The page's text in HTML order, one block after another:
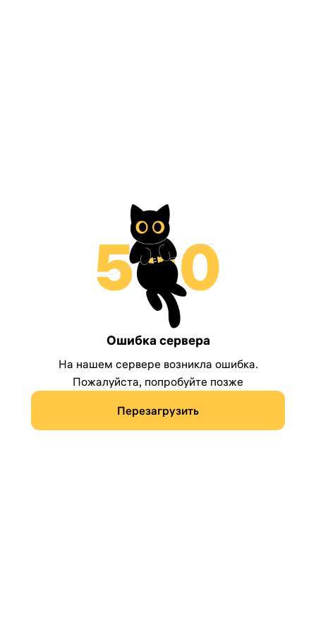
Ошибка сервера
На нашем сервере возникла ошибка.
Пожалуйста, попробуйте позже
Перезагрузить